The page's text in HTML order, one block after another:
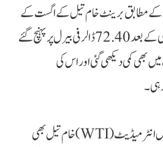
کے مطابق برینٹ خام تیل کے اگست کے
سودے تقریباً 1.03 فیصد کمی کے بعد 72.40 ڈالر فی بیرل پر پہنچ گئے
بھی کمی دیکھی گئی اور اس کی
اسی طرح امریکی ویسٹ ٹیکساس انٹرمیڈیٹ (WTI) خام تیل بھی